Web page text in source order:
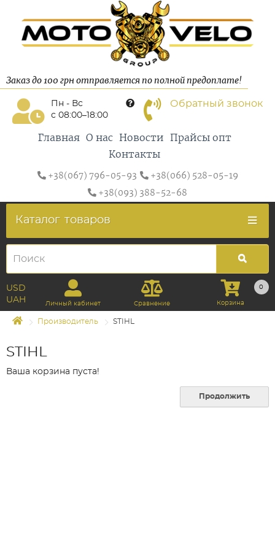
Заказ до 100 грн отправляется по полной предоплате!
Пн - Вс
с 08:00–18:00
Обратный звонок
Главная О нас Новости
Прайсы опт
Контакты
+38(067) 796-05-93
+38(066) 528-05-19
+38(093) 388-52-68
Каталог товаров
USD
UAH
Личный кабинет Сравнение
0
Корзина
Производитель STIHL
STIHL
Ваша корзина пуста!
Продолжить